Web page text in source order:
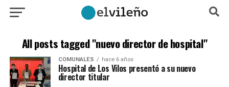
All posts tagged "nuevo director de hospital"
COMUNALES hace 6 años
Hospital de Los Vilos presentó a su nuevo
director titular